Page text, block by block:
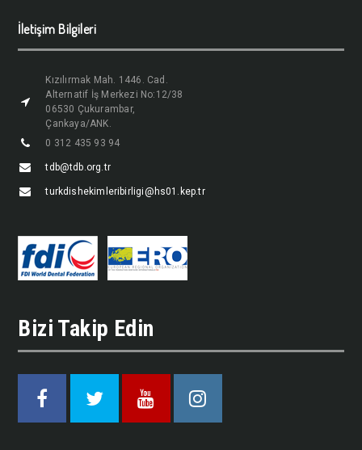
İletişim Bilgileri
Kızılırmak Mah. 1446. Cad.
Alternatif İş Merkezi No:12/38
06530 Çukurambar,
Çankaya/ANK.
0 312 435 93 94
tdb@tdb.org.tr
turkdishekimleribirligi@hs01.kep.tr
Bizi Takip Edin
Facebook Twitter Youtube Instagram